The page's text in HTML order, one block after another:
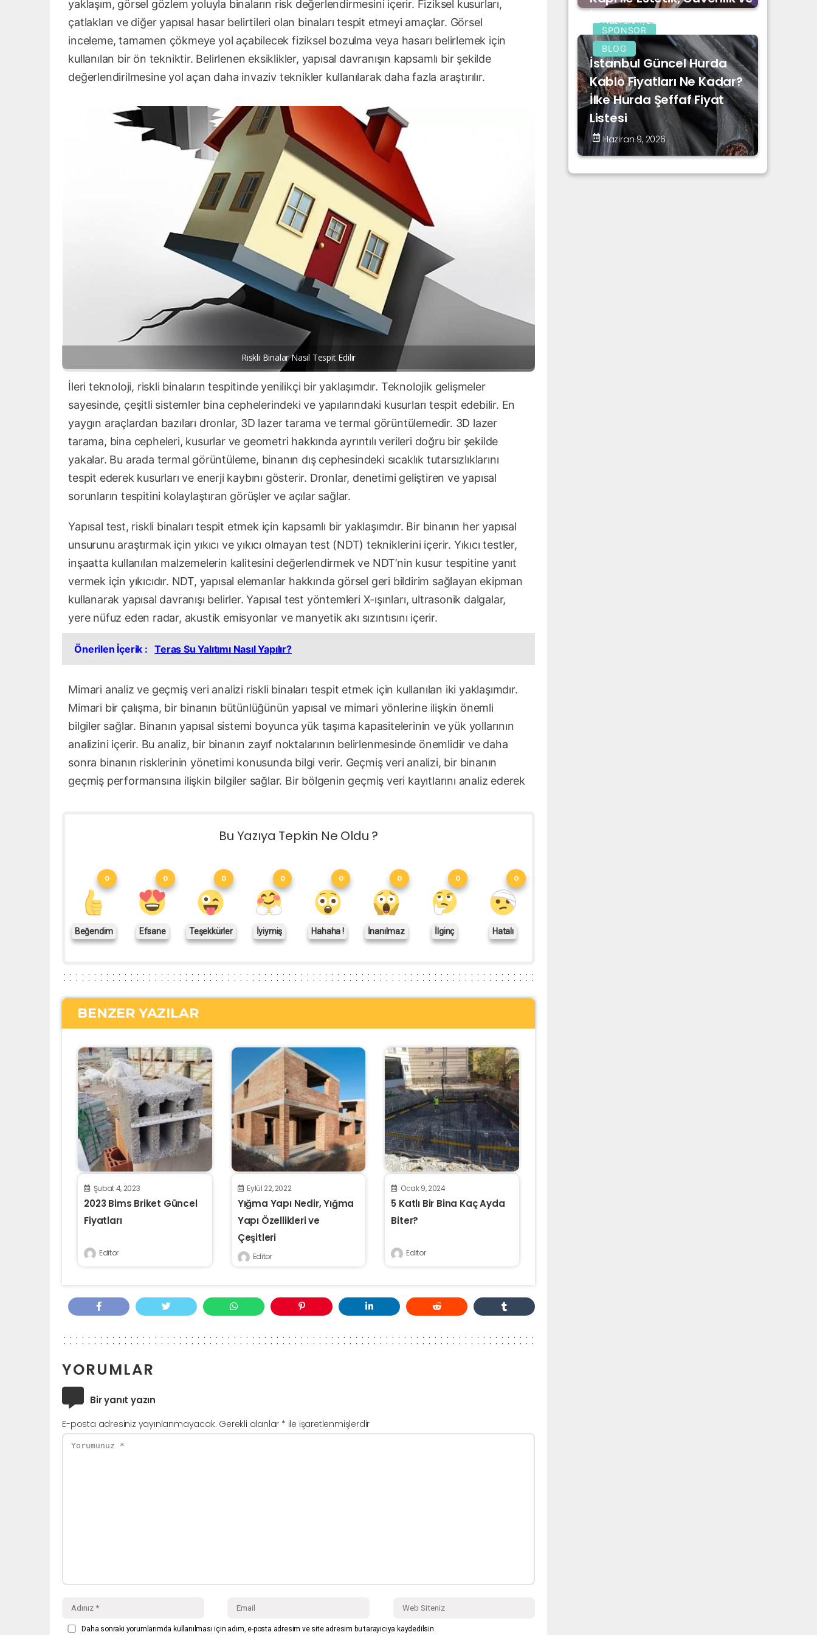
yaklaşım, görsel gözlem yoluyla binaların risk değerlendirmesini içerir. Fiziksel kusurları,
çatlakları ve diğer yapısal hasar belirtileri olan binaları tespit etmeyi amaçlar. Görsel
inceleme, tamamen çökmeye yol açabilecek fiziksel bozulma veya hasarı belirlemek için
kullanılan bir ön tekniktir. Belirlenen eksiklikler, yapısal davranışın kapsamlı bir şekilde
değerlendirilmesine yol açan daha invaziv teknikler kullanılarak daha fazla araştırılır.
Riskli Binalar Nasil Tespit Edilir
İleri teknoloji, riskli binaların tespitinde yenilikçi bir yaklaşımdır. Teknolojik gelişmeler
sayesinde, çeşitli sistemler bina cephelerindeki ve yapılarındaki kusurları tespit edebilir. En
yaygın araçlardan bazıları dronlar, 3D lazer tarama ve termal görüntülemedir. 3D lazer
tarama, bina cepheleri, kusurlar ve geometri hakkında ayrıntılı verileri doğru bir şekilde
yakalar. Bu arada termal görüntüleme, binanın dış cephesindeki sıcaklık tutarsızlıklarını
tespit ederek kusurları ve enerji kaybını gösterir. Dronlar, denetimi geliştiren ve yapısal
sorunların tespitini kolaylaştıran görüşler ve açılar sağlar.
Yapısal test, riskli binaları tespit etmek için kapsamlı bir yaklaşımdır. Bir binanın her yapısal
unsurunu araştırmak için yıkıcı ve yıkıcı olmayan test (NDT) tekniklerini içerir. Yıkıcı testler,
inşaatta kullanılan malzemelerin kalitesini değerlendirmek ve NDT’nin kusur tespitine yanıt
vermek için yıkıcıdır. NDT, yapısal elemanlar hakkında görsel geri bildirim sağlayan ekipman
kullanarak yapısal davranışı belirler. Yapısal test yöntemleri X-ışınları, ultrasonik dalgalar,
yere nüfuz eden radar, akustik emisyonlar ve manyetik akı sızıntısını içerir.
Önerilen İçerik : Teras Su Yalıtımı Nasıl Yapılır?
Mimari analiz ve geçmiş veri analizi riskli binaları tespit etmek için kullanılan iki yaklaşımdır.
Mimari bir çalışma, bir binanın bütünlüğünün yapısal ve mimari yönlerine ilişkin önemli
bilgiler sağlar. Binanın yapısal sistemi boyunca yük taşıma kapasitelerinin ve yük yollarının
analizini içerir. Bu analiz, bir binanın zayıf noktalarının belirlenmesinde önemlidir ve daha
sonra binanın risklerinin yönetimi konusunda bilgi verir. Geçmiş veri analizi, bir binanın
geçmiş performansına ilişkin bilgiler sağlar. Bir bölgenin geçmiş veri kayıtlarını analiz ederek
Bu Yazıya Tepkin Ne Oldu ?
Beğendim
0
Efsane
0
Teşekkürler
0
İyiymiş
0
Hahaha !
0
İnanılmaz
0
İlginç
0
Hatalı
0
BENZER YAZILAR
Şubat 4, 2023
2023 Bims Briket Güncel
Fiyatları
Editor
Eylül 22, 2022
Yığma Yapı Nedir, Yığma
Yapı Özellikleri ve
Çeşitleri
Editor
Ocak 9, 2024
5 Katlı Bir Bina Kaç Ayda
Biter?
Editor
YORUMLAR
Bir yanıt yazın
E-posta adresiniz yayınlanmayacak. Gerekli alanlar * ile işaretlenmişlerdir
Daha sonraki yorumlarımda kullanılması için adım, e-posta adresim ve site adresim bu tarayıcıya kaydedilsin.
SPONSOR
Haziran 17, 2026
BLOG
İstanbul Güncel Hurda
Kablo Fiyatları Ne Kadar?
İlke Hurda Şeffaf Fiyat
Listesi
Haziran 9, 2026